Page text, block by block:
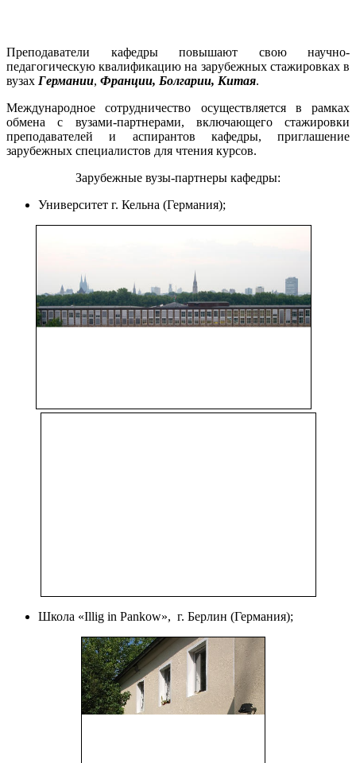
Преподаватели кафедры повышают свою научно-
педагогическую квалификацию на зарубежных стажировках в
вузах Германии, Франции, Болгарии, Китая.
Международное сотрудничество осуществляется в рамках
обмена с вузами-партнерами, включающего стажировки
преподавателей и аспирантов кафедры, приглашение
зарубежных специалистов для чтения курсов.
Зарубежные вузы-партнеры кафедры:
Университет г. Кельна (Германия);
Школа «Illig in Pankow», г. Берлин (Германия);